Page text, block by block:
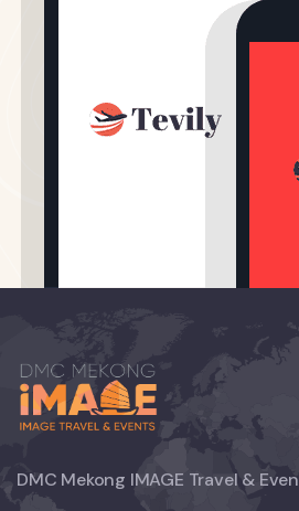
DMC Mekong IMAGE Travel &